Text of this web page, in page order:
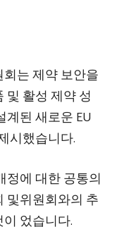
는 제약 보안을
및 활성 제약 성
계된 새로운 EU
시했습니다.
정에 대한 공통의
및위원회와의 추
었습니다.